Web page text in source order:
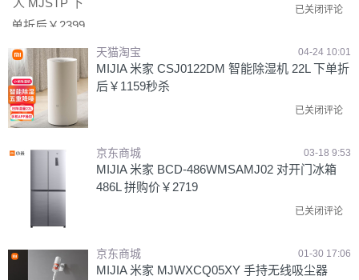
已关闭评论
天猫淘宝 04-24 10:01
MIJIA 米家 CSJ0122DM 智能除湿机 22L 下单折
后￥1159秒杀
已关闭评论
京东商城 03-18 9:53
MIJIA 米家 BCD-486WMSAMJ02 对开门冰箱
486L 拼购价￥2719
已关闭评论
京东商城 01-30 17:06
MIJIA 米家 MJWXCQ05XY 手持无线吸尘器